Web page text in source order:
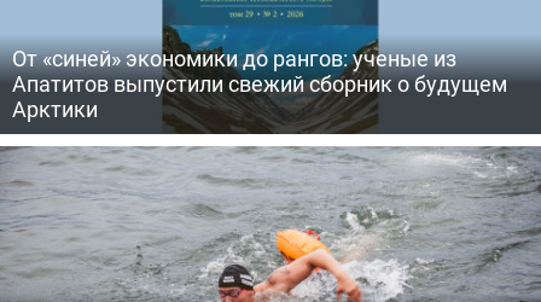
От «синей» экономики до рангов: ученые из
Апатитов выпустили свежий сборник о будущем
Арктики